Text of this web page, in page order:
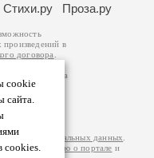
cookie
сайта.
cookies.
Стихи.ру Проза.ру
произведений в
договора
авторам
возможна
можете
за
на
персональных данных
информацию о портале и